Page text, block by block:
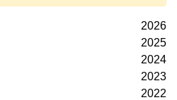
2026
2025
2024
2023
2022